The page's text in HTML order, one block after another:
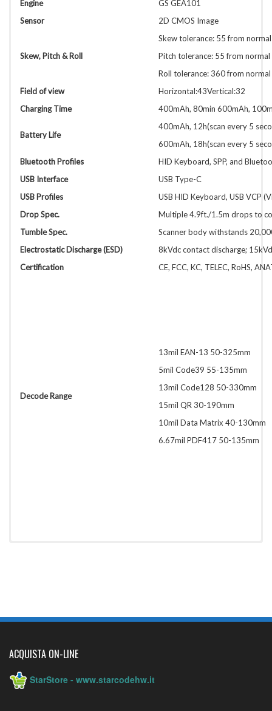
Engine
GS GEA101
Sensor
2D CMOS Image
Skew, Pitch & Roll
Skew tolerance: 55 from normal
Pitch tolerance: 55 from normal
Roll tolerance: 360 from normal
Field of view
Horizontal:43Vertical:32
Charging Time
400mAh, 80min 600mAh,
Battery Life
400mAh, 12h(scan every 5
600mAh, 18h(scan every 5
Bluetooth Profiles
HID Keyboard, SPP, and
USB Interface
USB Type-C
USB Profiles
USB HID Keyboard, USB VCP
Drop Spec.
Multiple 4.9ft./1.5m drops to
Tumble Spec.
Scanner body withstands
Electrostatic Discharge (ESD)
8kVdc contact discharge;
Certification
CE, FCC, KC, TELEC, RoHS,
Decode Range
13mil EAN-13 50-325mm
5mil Code39 55-135mm
13mil Code128 50-330mm
15mil QR 30-190mm
10mil Data Matrix 40-130mm
6.67mil PDF417 50-135mm
ACQUISTA ON-LINE
StarStore - www.starcodehw.it